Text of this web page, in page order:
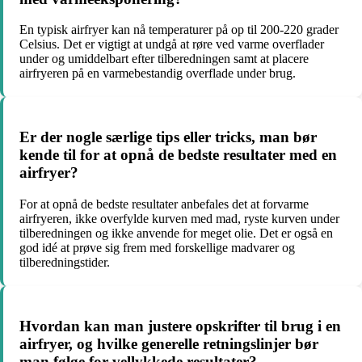
En typisk airfryer kan nå temperaturer på op til 200-220 grader
Celsius. Det er vigtigt at undgå at røre ved varme overflader
under og umiddelbart efter tilberedningen samt at placere
airfryeren på en varmebestandig overflade under brug.
Er der nogle særlige tips eller tricks, man bør
kende til for at opnå de bedste resultater med en
airfryer?
For at opnå de bedste resultater anbefales det at forvarme
airfryeren, ikke overfylde kurven med mad, ryste kurven under
tilberedningen og ikke anvende for meget olie. Det er også en
god idé at prøve sig frem med forskellige madvarer og
tilberedningstider.
Hvordan kan man justere opskrifter til brug i en
airfryer, og hvilke generelle retningslinjer bør